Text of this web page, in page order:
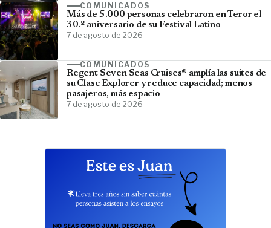
COMUNICADOS
Más de 5.000 personas celebraron en Teror el
30.º aniversario de su Festival Latino
7 de agosto de 2026
COMUNICADOS
Regent Seven Seas Cruises® amplía las suites de
su Clase Explorer y reduce capacidad; menos
pasajeros, más espacio
7 de agosto de 2026